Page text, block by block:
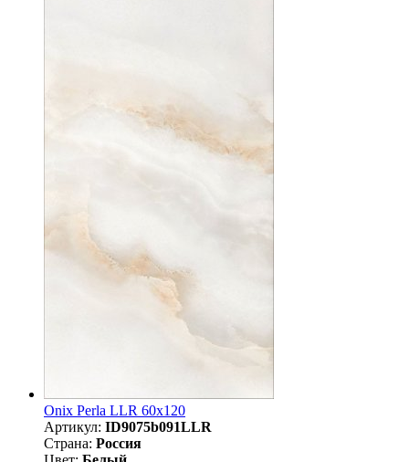
Onix Perla LLR 60x120
Артикул: ID9075b091LLR
Страна: Россия